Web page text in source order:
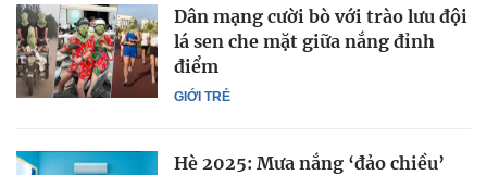
GIỚI TRẺ
Dân mạng cười bò với trào lưu đội
lá sen che mặt giữa nắng đỉnh
điểm
Hè 2025: Mưa nắng ‘đảo chiều’